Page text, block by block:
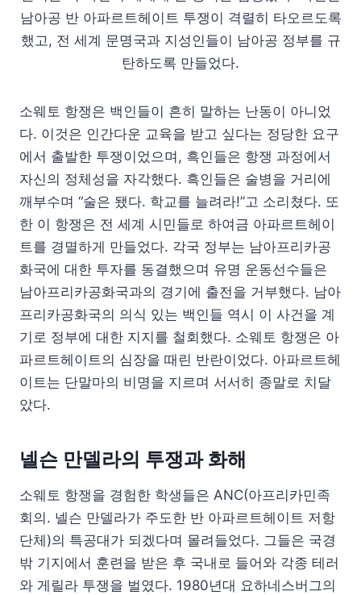
남아공 반 아파르트헤이트 투쟁이 격렬히 타오르도록
했고, 전 세계 문명국과 지성인들이 남아공 정부를 규
탄하도록 만들었다.
소웨토 항쟁은 백인들이 흔히 말하는 난동이 아니었
다. 이것은 인간다운 교육을 받고 싶다는 정당한 요구
에서 출발한 투쟁이었으며, 흑인들은 항쟁 과정에서
자신의 정체성을 자각했다. 흑인들은 술병을 거리에
깨부수며 “술은 됐다. 학교를 늘려라!”고 소리쳤다. 또
한 이 항쟁은 전 세계 시민들로 하여금 아파르트헤이
트를 경멸하게 만들었다. 각국 정부는 남아프리카공
화국에 대한 투자를 동결했으며 유명 운동선수들은
남아프리카공화국과의 경기에 출전을 거부했다. 남아
프리카공화국의 의식 있는 백인들 역시 이 사건을 계
기로 정부에 대한 지지를 철회했다. 소웨토 항쟁은 아
파르트헤이트의 심장을 때린 반란이었다. 아파르트헤
이트는 단말마의 비명을 지르며 서서히 종말로 치달
았다.
넬슨 만델라의 투쟁과 화해
소웨토 항쟁을 경험한 학생들은 ANC(아프리카민족
회의. 넬슨 만델라가 주도한 반 아파르트헤이트 저항
단체)의 특공대가 되겠다며 몰려들었다. 그들은 국경
밖 기지에서 훈련을 받은 후 국내로 들어와 각종 테러
와 게릴라 투쟁을 벌였다. 1980년대 요하네스버그의